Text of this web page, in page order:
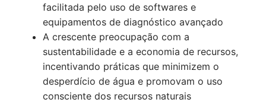
facilitada pelo uso de softwares e
equipamentos de diagnóstico avançado
A crescente preocupação com a
sustentabilidade e a economia de recursos,
incentivando práticas que minimizem o
desperdício de água e promovam o uso
consciente dos recursos naturais